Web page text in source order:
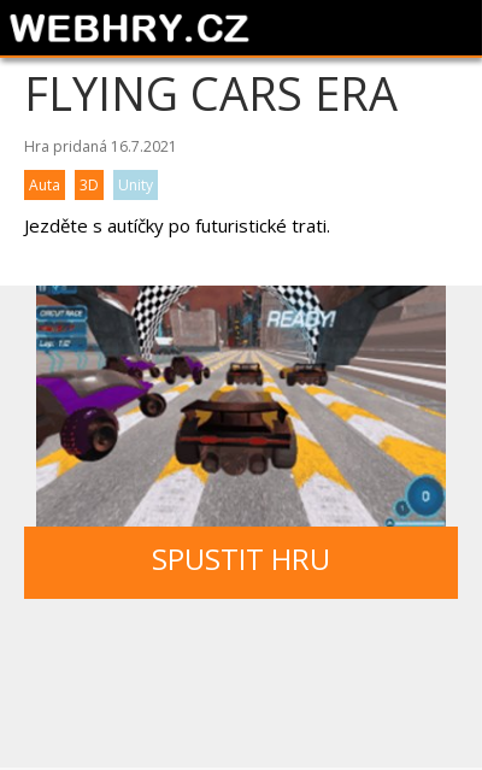
FLYING CARS ERA
Hra pridaná 16.7.2021
Auta
3D Unity
Jezděte s autíčky po futuristické trati.
SPUSTIT HRU